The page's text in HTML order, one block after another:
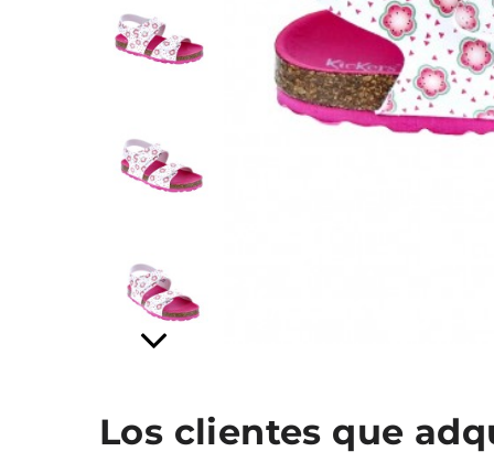
Los clientes que